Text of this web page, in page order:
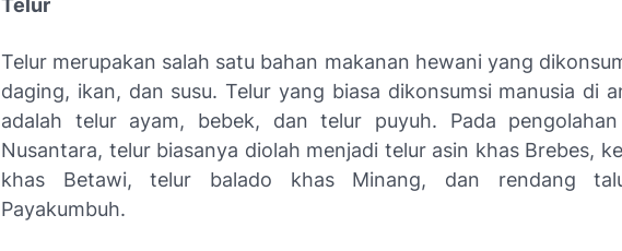
Telur
Telur merupakan salah satu bahan makanan hewani yang
daging, ikan, dan susu. Telur yang biasa dikonsumsi manusia di
adalah telur ayam, bebek, dan telur puyuh. Pada
Nusantara, telur biasanya diolah menjadi telur asin khas Brebes,
khas Betawi, telur balado khas Minang, dan rendang
Payakumbuh.